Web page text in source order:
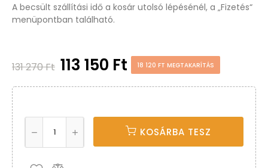
A becsült szállítási idő a kosár utolsó lépésénél, a „Fizetés“
menüpontban található.
131 270 Ft 113 150 Ft 18 120 FT MEGTAKARÍTÁS
KOSÁRBA TESZ